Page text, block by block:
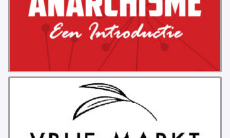
OTTO SLAVEFORCE
JUMBO DISTRIBUTIECENTRA EN OTTO WORKFORCE
PROBLEMY Z AGENCJA… PRACY TYMCZASOWEJ
OTTO
KUNST-ANARCHISTISCHE DAG BAJEENKOMST